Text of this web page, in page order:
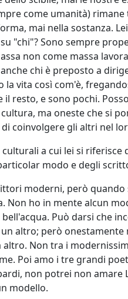
come umanità) rimane
mai nella sostanza.
"chi"? Sono sempre
non come massa
chi è preposto a
vita così com'è,
il resto, e sono pochi.
ma oneste che si
coinvolgere gli altri nel
a cui lei si
modo e degli
moderni, però quando
Non ho in mente alcun
Può darsi che
altro; però
Non tra i
Poi amo i tre grandi
non potrei non
modello.